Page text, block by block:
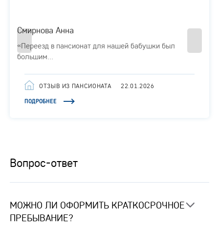
Смирнова Анна
«Переезд в пансионат для нашей бабушки был
большим...
ОТЗЫВ ИЗ ПАНСИОНАТА 22.01.2026
ПОДРОБНЕЕ
Вопрос-ответ
МОЖНО ЛИ ОФОРМИТЬ КРАТКОСРОЧНОЕ
ПРЕБЫВАНИЕ?